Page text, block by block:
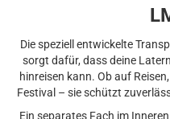
Die speziell entwickelte
sorgt dafür, dass deine
hinreisen kann. Ob auf
Festival – sie schützt
Ein separates Fach im